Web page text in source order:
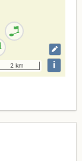
2 km i